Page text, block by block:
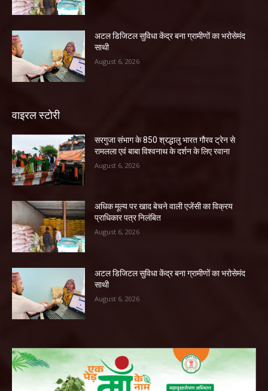
अटल डिजिटल सुविधा केंद्र बना ग्रामीणों का भरोसेमंद
साथी
August 6, 2026
वाइरल स्टोरी
सरगुजा संभाग के 850 श्रद्धालु भारत गौरव ट्रेन से
रामलला एवं बाबा विश्वनाथ के दर्शन के लिए रवाना
August 6, 2026
अधिक मूल्य पर खाद बेचने वाली एजेंसी का विक्रय
प्राधिकार पत्र निलंबित
August 6, 2026
अटल डिजिटल सुविधा केंद्र बना ग्रामीणों का भरोसेमंद
साथी
August 6, 2026